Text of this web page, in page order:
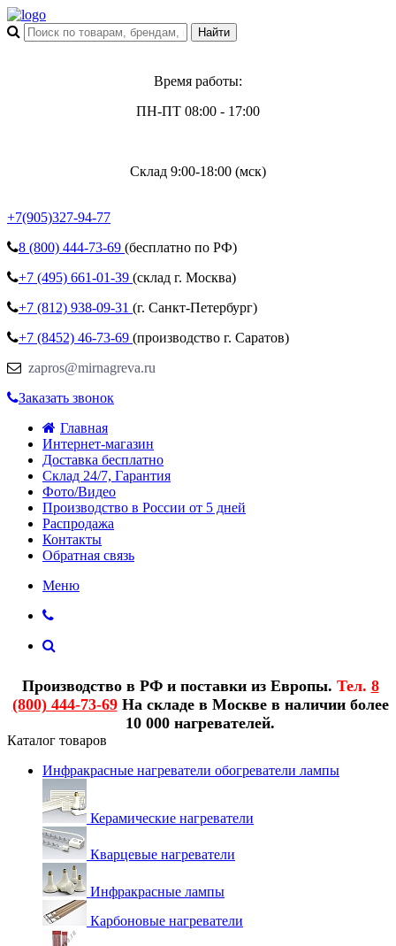
Время работы:
ПН-ПТ 08:00 - 17:00
Склад 9:00-18:00 (мск)
+7(905)327-94-77
8 (800) 444-73-69 (бесплатно по РФ)
+7 (495) 661-01-39 (склад г. Москва)
+7 (812) 938-09-31 (г. Санкт-Петербург)
+7 (8452) 46-73-69 (производство г. Саратов)
zapros@mirnagreva.ru
Заказать звонок
Главная
Интернет-магазин
Доставка бесплатно
Склад 24/7, Гарантия
Фото/Видео
Производство в России от 5 дней
Распродажа
Контакты
Обратная связь
Меню
Производство в РФ и поставки из Европы. Тел. 8
(800) 444-73-69На складе в Москве в наличии более
10 000 нагревателей.
Каталог товаров
Инфракрасные нагреватели обогреватели лампы
Керамические нагреватели
Кварцевые нагреватели
Инфракрасные лампы
Карбоновые нагреватели